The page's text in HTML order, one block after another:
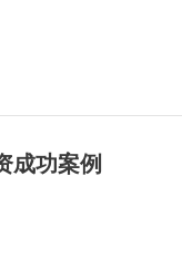
成功案例